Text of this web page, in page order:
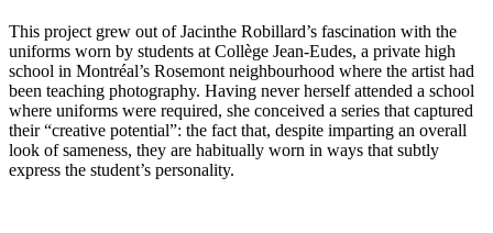
This project grew out of Jacinthe Robillard’s fascination with the
uniforms worn by students at Collège Jean-Eudes, a private high
school in Montréal’s Rosemont neighbourhood where the artist had
been teaching photography. Having never herself attended a school
where uniforms were required, she conceived a series that captured
their “creative potential”: the fact that, despite imparting an overall
look of sameness, they are habitually worn in ways that subtly
express the student’s personality.